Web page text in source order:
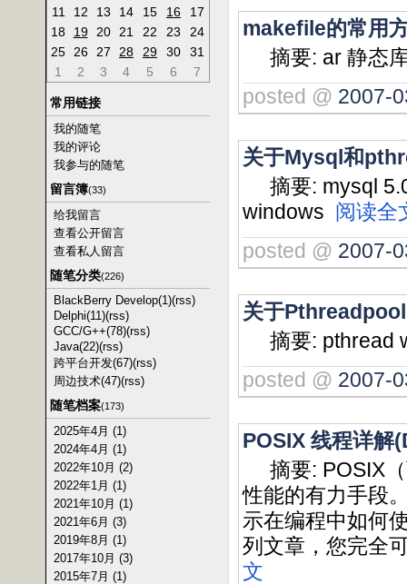
11
12 13 14 15 16
17
18
19 20 21 22 23
24
25
26 27 28 29 30
31
1
2 3 4 5 6 7
常用链接
我的随笔
我的评论
我参与的随笔
留言簿(33)
给我留言
查看公开留言
查看私人留言
随笔分类(226)
BlackBerry Develop(1)(rss)
Delphi(11)(rss)
GCC/G++(78)(rss)
Java(22)(rss)
跨平台开发(67)(rss)
周边技术(47)(rss)
随笔档案(173)
2025年4月 (1)
2024年4月 (1)
2022年10月 (2)
2022年1月 (1)
2021年10月 (1)
2021年6月 (3)
2019年8月 (1)
2017年10月 (3)
2015年7月 (1)
makefile的常用
摘要: ar 静态
posted @ 2007-
关于Mysql和
摘要: mysql
windows 阅读全
posted @ 2007-
关于
摘要: pthread
posted @ 2007-
POSIX 线程详
摘要: POSIX（
性能的有力手段
示在编程中如何
列文章，您完全
文